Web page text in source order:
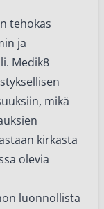
tehokas
ja
Medik8
mikä
kirkasta
olevia
luonnollista